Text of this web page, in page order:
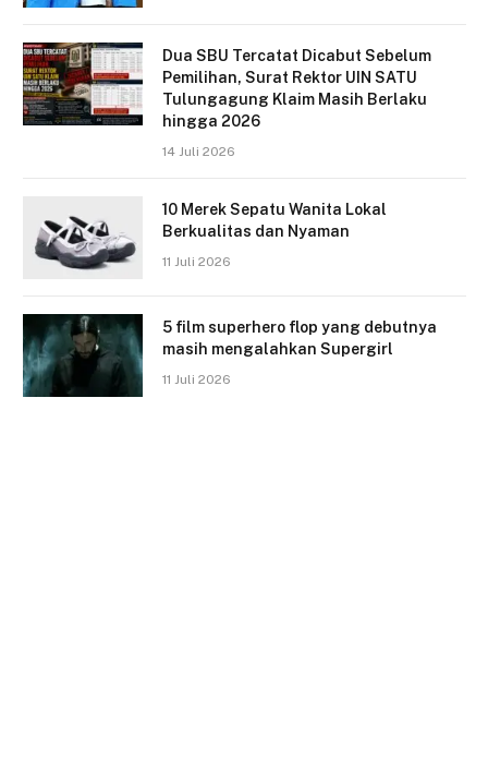
Dua SBU Tercatat Dicabut Sebelum
Pemilihan, Surat Rektor UIN SATU
Tulungagung Klaim Masih Berlaku
hingga 2026
14 Juli 2026
10 Merek Sepatu Wanita Lokal
Berkualitas dan Nyaman
11 Juli 2026
5 film superhero flop yang debutnya
masih mengalahkan Supergirl
11 Juli 2026